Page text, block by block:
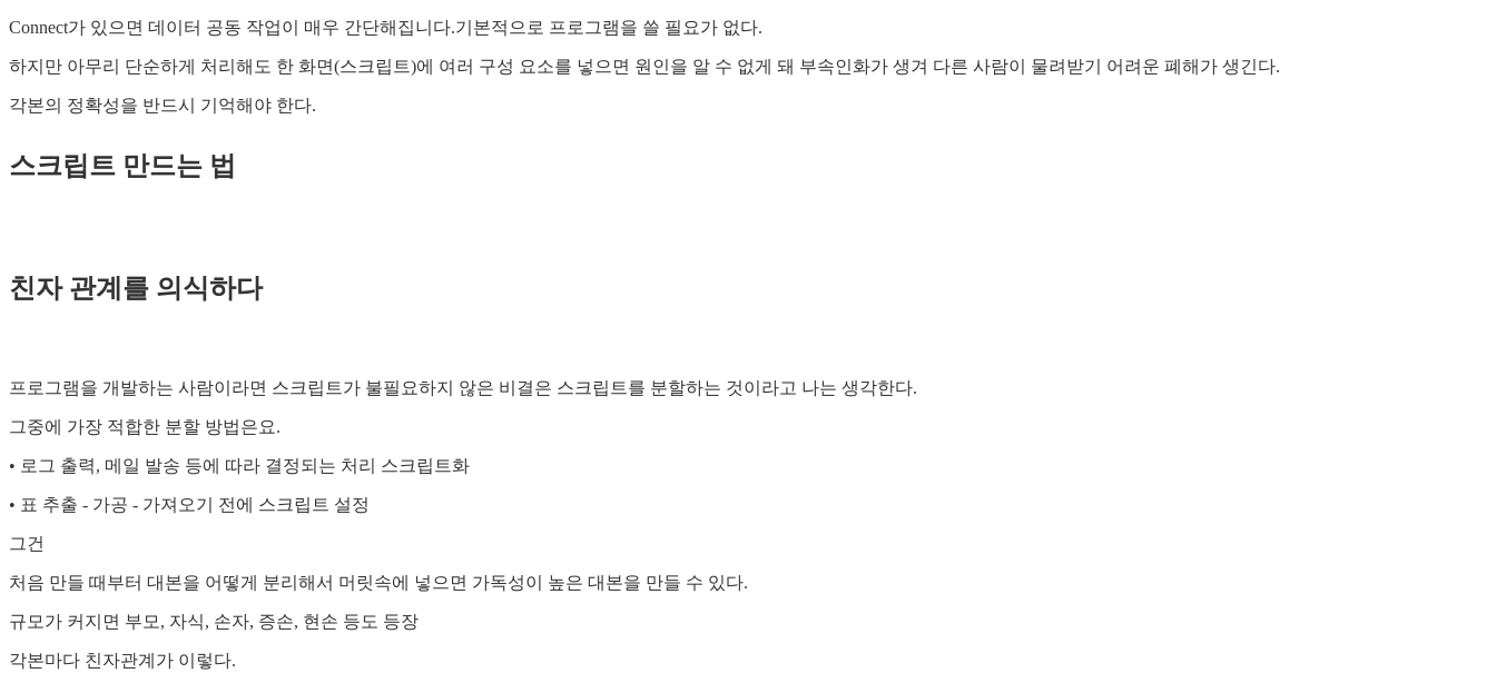
Connect가 있으면 데이터 공동 작업이 매우 간단해집니다.기본적으로 프로그램을 쓸 필요가 없다.
하지만 아무리 단순하게 처리해도 한 화면(스크립트)에 여러 구성 요소를 넣으면 원인을 알 수 없게 돼 부속인화가 생겨 다른 사람이 물려받기 어려운 폐해가 생긴다.
각본의 정확성을 반드시 기억해야 한다.
스크립트 만드는 법
친자 관계를 의식하다
프로그램을 개발하는 사람이라면 스크립트가 불필요하지 않은 비결은 스크립트를 분할하는 것이라고 나는 생각한다.
그중에 가장 적합한 분할 방법은요.
• 로그 출력, 메일 발송 등에 따라 결정되는 처리 스크립트화
• 표 추출 - 가공 - 가져오기 전에 스크립트 설정
그건
처음 만들 때부터 대본을 어떻게 분리해서 머릿속에 넣으면 가독성이 높은 대본을 만들 수 있다.
규모가 커지면 부모, 자식, 손자, 증손, 현손 등도 등장
각본마다 친자관계가 이렇다.